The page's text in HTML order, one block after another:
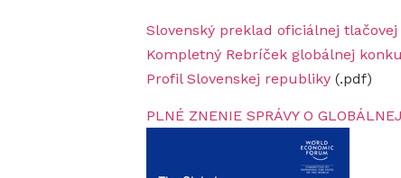
Slovenský preklad oficiálnej tlačovej
Kompletný Rebríček globálnej
Profil Slovenskej republiky(.pdf)
PLNÉ ZNENIE SPRÁVY O